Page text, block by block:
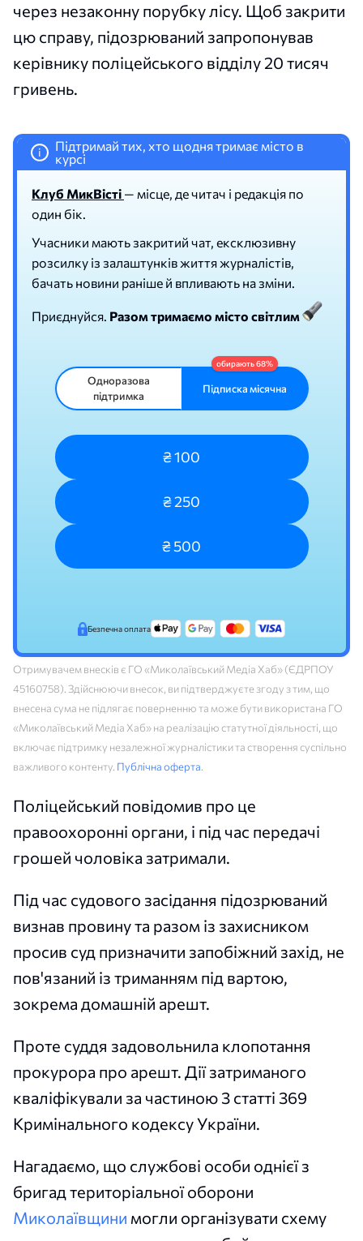
через незаконну порубку лісу. Щоб закрити
цю справу, підозрюваний запропонував
керівнику поліцейського відділу 20 тисяч
гривень.
i
Підтримай тих, хто щодня тримає місто в
курсі
Клуб МикВісті — місце, де читач і редакція по
один бік.
Учасники мають закритий чат, ексклюзивну
розсилку із залаштунків життя журналістів,
бачать новини раніше й впливають на зміни.
Приєднуйся. Разом тримаємо місто світлим
Одноразова
підтримка
Підписка місячна
₴ 100
₴ 250
₴ 500
Безпечна оплата
Отримувачем внесків є ГО «Миколаївський Медіа Хаб» (ЄДРПОУ
45160758). Здійснюючи внесок, ви підтверджуєте згоду з тим, що
внесена сума не підлягає поверненню та може бути використана ГО
«Миколаївський Медіа Хаб» на реалізацію статутної діяльності, що
включає підтримку незалежної журналістики та створення суспільно
важливого контенту. Публічна оферта.
Поліцейський повідомив про це
правоохоронні органи, і під час передачі
грошей чоловіка затримали.
Під час судового засідання підозрюваний
визнав провину та разом із захисником
просив суд призначити запобіжний захід, не
пов'язаний із триманням під вартою,
зокрема домашній арешт.
Проте суддя задовольнила клопотання
прокурора про арешт. Дії затриманого
кваліфікували за частиною 3 статті 369
Кримінального кодексу України.
Нагадаємо, що службові особи однієї з
бригад територіальної оборони
Миколаївщини могли організувати схему